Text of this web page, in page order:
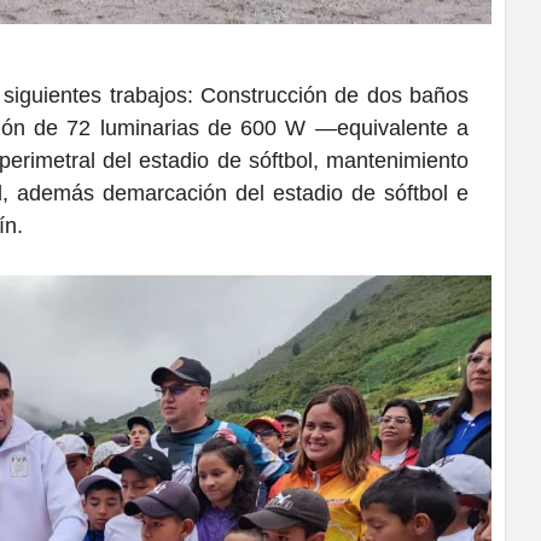
trabajos: Construcción de dos baños
de 72 luminarias de 600 W —equivalente a
del estadio de sóftbol, mantenimiento
demarcación del estadio de sóftbol e